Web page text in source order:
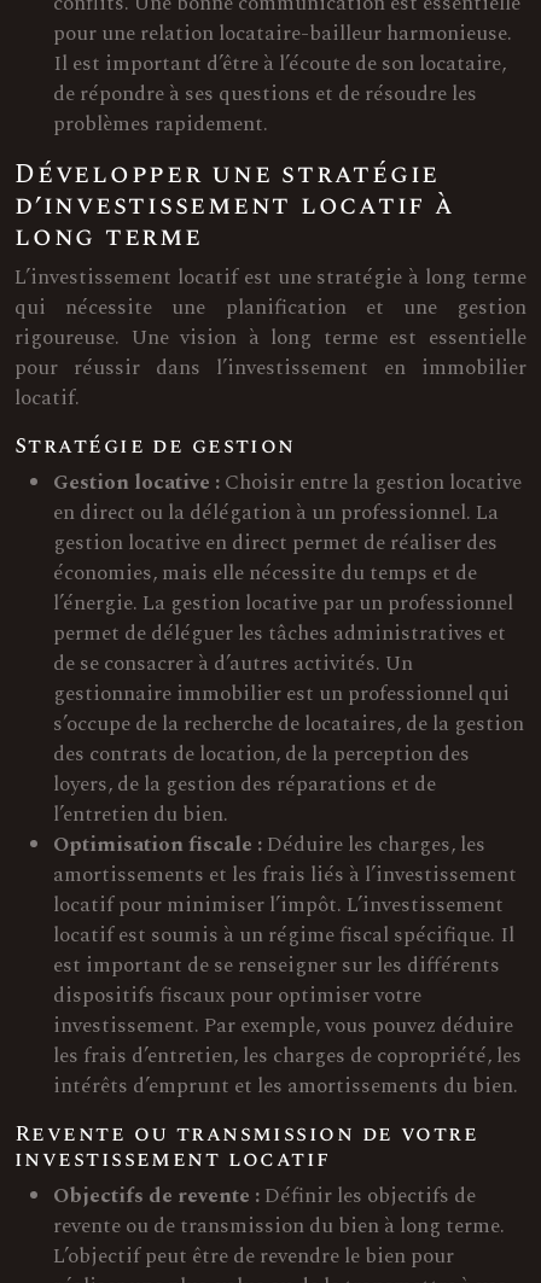
pour une relation locataire-bailleur harmonieuse.
Il est important d’être à l’écoute de son locataire,
de répondre à ses questions et de résoudre les
problèmes rapidement.
Développer une stratégie
d’investissement locatif à
long terme
L’investissement locatif est une stratégie à long terme
qui nécessite une planification et une gestion
rigoureuse. Une vision à long terme est essentielle
pour réussir dans l’investissement en immobilier
locatif.
Stratégie de gestion
Gestion locative :Choisir entre la gestion locative
en direct ou la délégation à un professionnel. La
gestion locative en direct permet de réaliser des
économies, mais elle nécessite du temps et de
l’énergie. La gestion locative par un professionnel
permet de déléguer les tâches administratives et
de se consacrer à d’autres activités. Un
gestionnaire immobilier est un professionnel qui
s’occupe de la recherche de locataires, de la gestion
des contrats de location, de la perception des
loyers, de la gestion des réparations et de
l’entretien du bien.
Optimisation fiscale :Déduire les charges, les
amortissements et les frais liés à l’investissement
locatif pour minimiser l’impôt. L’investissement
locatif est soumis à un régime fiscal spécifique. Il
est important de se renseigner sur les différents
dispositifs fiscaux pour optimiser votre
investissement. Par exemple, vous pouvez déduire
les frais d’entretien, les charges de copropriété, les
intérêts d’emprunt et les amortissements du bien.
Revente ou transmission de votre
investissement locatif
Objectifs de revente :Définir les objectifs de
revente ou de transmission du bien à long terme.
L’objectif peut être de revendre le bien pour